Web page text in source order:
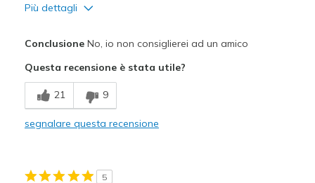
Più dettagli
Difetti
Noise
Poor Quality
ConclusioneNo, io non consiglierei ad un amico
Questa recensione è stata utile?
21 9
segnalare questa recensione
5